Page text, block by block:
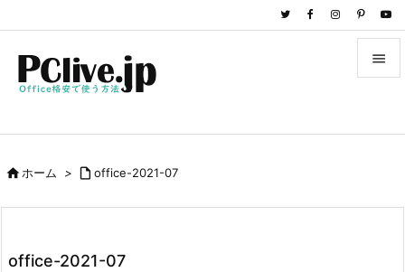

前へ
ホーム >  office-2021-07
office-2021-07